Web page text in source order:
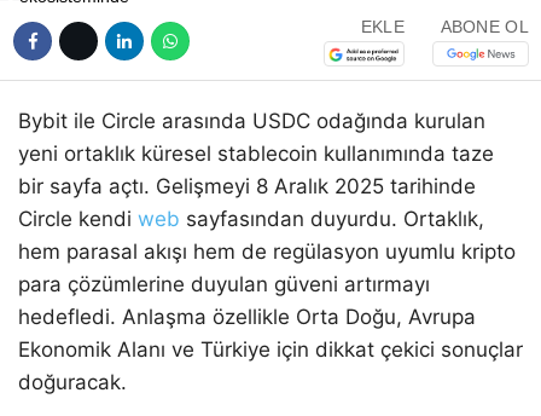
EKLE ABONE OL
Bybit ile Circle arasında USDC odağında kurulan
yeni ortaklık küresel stablecoin kullanımında taze
bir sayfa açtı. Gelişmeyi 8 Aralık 2025 tarihinde
Circle kendi web sayfasından duyurdu. Ortaklık,
hem parasal akışı hem de regülasyon uyumlu kripto
para çözümlerine duyulan güveni artırmayı
hedefledi. Anlaşma özellikle Orta Doğu, Avrupa
Ekonomik Alanı ve Türkiye için dikkat çekici sonuçlar
doğuracak.